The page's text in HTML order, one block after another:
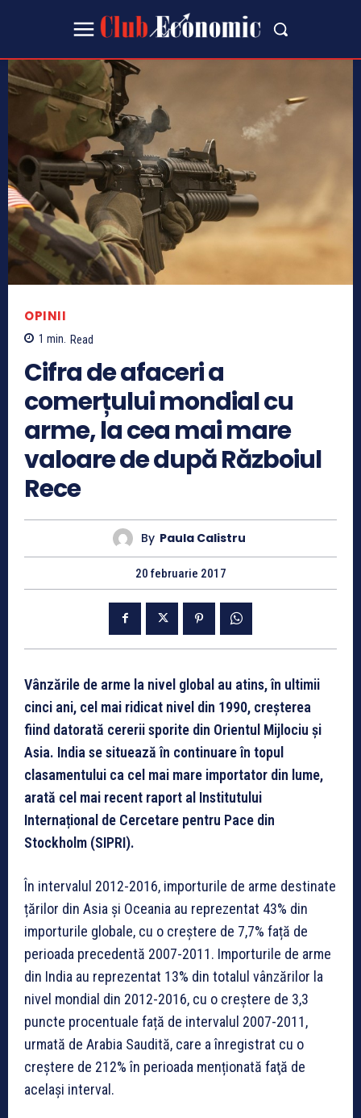
OPINII
1 min. Read
Cifra de afaceri a
comerțului mondial cu
arme, la cea mai mare
valoare de după Războiul
Rece
By Paula Calistru
20 februarie 2017
Vânzările de arme la nivel global au atins, în ultimii
cinci ani, cel mai ridicat nivel din 1990, creșterea
fiind datorată cererii sporite din Orientul Mijlociu și
Asia. India se situează în continuare în topul
clasamentului ca cel mai mare importator din lume,
arată cel mai recent raport al Institutului
Internațional de Cercetare pentru Pace din
Stockholm (SIPRI).
În intervalul 2012-2016, importurile de arme destinate
țărilor din Asia și Oceania au reprezentat 43% din
importurile globale, cu o creștere de 7,7% față de
perioada precedentă 2007-2011. Importurile de arme
din India au reprezentat 13% din totalul vânzărilor la
nivel mondial din 2012-2016, cu o creștere de 3,3
puncte procentuale față de intervalul 2007-2011,
urmată de Arabia Saudită, care a înregistrat cu o
creştere de 212% în perioada menționată faţă de
același interval.